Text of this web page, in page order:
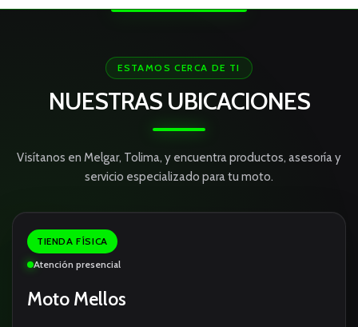
ESTAMOS CERCA DE TI
NUESTRAS UBICACIONES
Visítanos en Melgar, Tolima, y encuentra productos, asesoría y
servicio especializado para tu moto.
TIENDA FÍSICA
Atención presencial
Moto Mellos